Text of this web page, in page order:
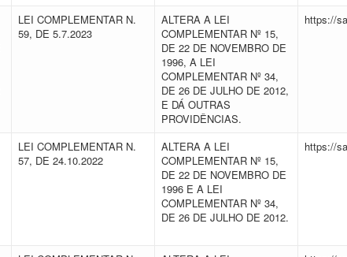
LEI COMPLEMENTAR N.
59, DE 5.7.2023
ALTERA A LEI
COMPLEMENTAR Nº 15,
DE 22 DE NOVEMBRO DE
1996, A LEI
COMPLEMENTAR Nº 34,
DE 26 DE JULHO DE 2012,
E DÁ OUTRAS
PROVIDÊNCIAS.
https://
LEI COMPLEMENTAR N.
57, DE 24.10.2022
ALTERA A LEI
COMPLEMENTAR Nº 15,
DE 22 DE NOVEMBRO DE
1996 E A LEI
COMPLEMENTAR Nº 34,
DE 26 DE JULHO DE 2012.
https://